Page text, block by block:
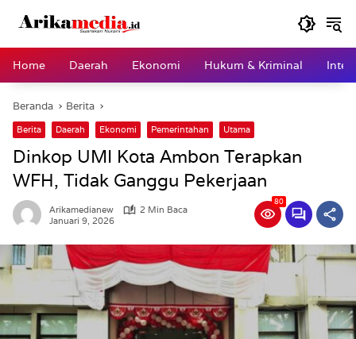
Home
Daerah Ekonomi Hukum & Kriminal
Beranda Berita
Berita Daerah Ekonomi Pemerintahan Utama
Dinkop UMI Kota Ambon Terapkan
WFH, Tidak Ganggu Pekerjaan
Arikamedianew
2 Min Baca
Januari 9, 2026
80